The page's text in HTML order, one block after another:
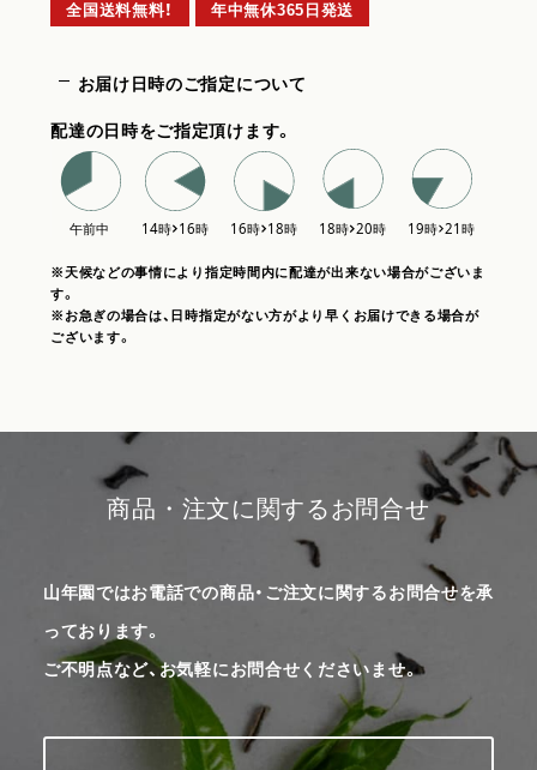
全国送料無料！ 年中無休365日発送
お届け日時のご指定について
配達の日時をご指定頂けます。
※天候などの事情により指定時間内に配達が出来ない場合がございま
す。
※お急ぎの場合は、日時指定がない方がより早くお届けできる場合が
ございます。
商品・注文に関するお問合せ
山年園ではお電話での商品・ご注文に関するお問合せを承
っております。
ご不明点など、お気軽にお問合せくださいませ。